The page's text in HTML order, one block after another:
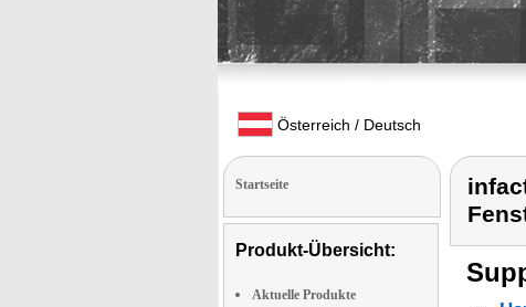
Österreich / Deutsch
Startseite
Produkt-Übersicht:
Aktuelle Produkte